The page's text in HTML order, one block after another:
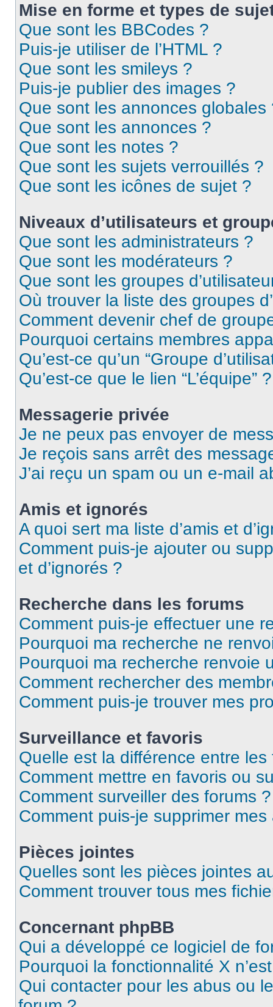
Mise en forme et types de
Que sont les BBCodes ?
Puis-je utiliser de l’HTML ?
Que sont les smileys ?
Puis-je publier des images ?
Que sont les annonces globales
Que sont les annonces ?
Que sont les notes ?
Que sont les sujets verrouillés ?
Que sont les icônes de sujet ?
Niveaux d’utilisateurs et
Que sont les administrateurs ?
Que sont les modérateurs ?
Que sont les groupes
Où trouver la liste des groupes
Comment devenir chef de
Pourquoi certains membres
Qu’est-ce qu’un “Groupe
Qu’est-ce que le lien “L’équipe” ?
Messagerie privée
Je ne peux pas envoyer de
Je reçois sans arrêt des
J’ai reçu un spam ou un e-mail
Amis et ignorés
A quoi sert ma liste d’amis et
Comment puis-je ajouter ou
et d’ignorés ?
Recherche dans les forums
Comment puis-je effectuer une
Pourquoi ma recherche ne
Pourquoi ma recherche renvoie
Comment rechercher des
Comment puis-je trouver mes
Surveillance et favoris
Quelle est la différence entre
Comment mettre en favoris ou
Comment surveiller des forums ?
Comment puis-je supprimer
Pièces jointes
Quelles sont les pièces jointes
Comment trouver tous mes
Concernant phpBB
Qui a développé ce logiciel de
Pourquoi la fonctionnalité X
Qui contacter pour les abus ou